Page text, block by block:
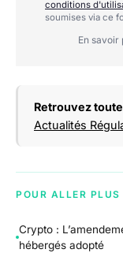
conditions
soumises via ce
En
Retrouvez
Actualités
POUR ALLER PLUS
Crypto :
hébergés adopté